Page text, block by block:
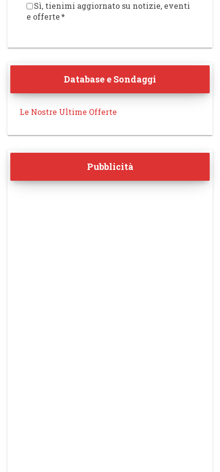
Sì, tienimi aggiornato su notizie, eventi
e offerte*
Database e Sondaggi
Le Nostre Ultime Offerte
Pubblicità